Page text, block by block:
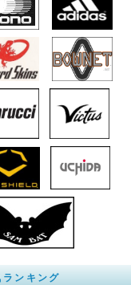
ランキング